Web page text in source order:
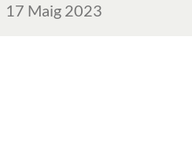
17 Maig 2023